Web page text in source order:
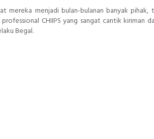
mereka menjadi bulan-bulanan banyak pihak,
CHIIPS yang sangat cantik kiriman
Begal.